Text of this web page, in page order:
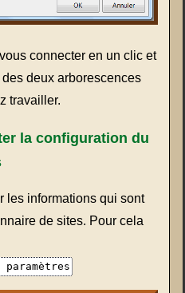
connecter en un clic et
deux arborescences
travailler.
la configuration du
les informations qui sont
de sites. Pour cela